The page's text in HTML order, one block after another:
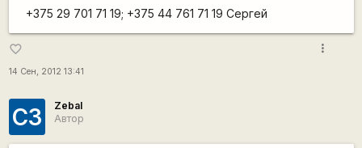
+375 29 701 71 19; +375 44 761 71 19 Сергей
favorite_border
14 Сен, 2012 13:41
more_vert
СЗ
Zebal
Автор